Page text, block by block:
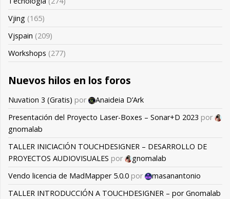
Vjing (165)
Vjspain (209)
Workshops (277)
Nuevos hilos en los foros
Nuvation 3 (Gratis) por
Anaideia D’Ark
Presentación del Proyecto Laser-Boxes – Sonar+D 2023 por
gnomalab
TALLER INICIACIÓN TOUCHDESIGNER – DESARROLLO DE
PROYECTOS AUDIOVISUALES por
gnomalab
Vendo licencia de MadMapper 5.0.0 por
masanantonio
TALLER INTRODUCCIÓN A TOUCHDESIGNER – por Gnomalab